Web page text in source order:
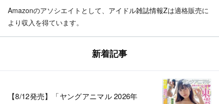
Amazonのアソシエイトとして、 アイドル雑誌情報Zは適格販売に
より収入を得ています。
新着記事
【8/12発売】「ヤングアニマル 2026年